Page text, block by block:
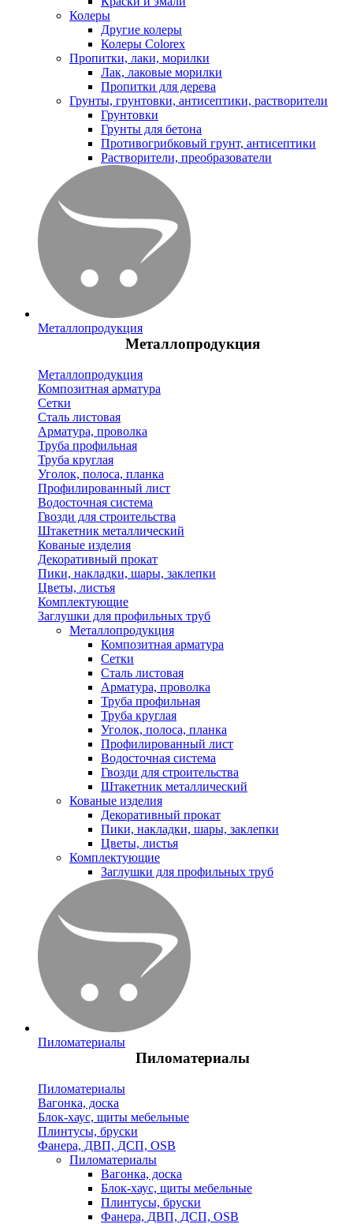
Колеры
Другие колеры
Колеры Colorex
Пропитки, лаки, морилки
Лак, лаковые морилки
Пропитки для дерева
Грунты, грунтовки, антисептики, растворители
Грунтовки
Грунты для бетона
Противогрибковый грунт, антисептики
Растворители, преобразователи
Металлопродукция
Металлопродукция
Металлопродукция
Композитная арматура
Сетки
Сталь листовая
Арматура, проволка
Труба профильная
Труба круглая
Уголок, полоса, планка
Профилированный лист
Водосточная система
Гвозди для строительства
Штакетник металлический
Кованые изделия
Декоративный прокат
Пики, накладки, шары, заклепки
Цветы, листья
Комплектующие
Заглушки для профильных труб
Металлопродукция
Композитная арматура
Сетки
Сталь листовая
Арматура, проволка
Труба профильная
Труба круглая
Уголок, полоса, планка
Профилированный лист
Водосточная система
Гвозди для строительства
Штакетник металлический
Кованые изделия
Декоративный прокат
Пики, накладки, шары, заклепки
Цветы, листья
Комплектующие
Заглушки для профильных труб
Пиломатериалы
Пиломатериалы
Пиломатериалы
Вагонка, доска
Блок-хаус, щиты мебельные
Плинтусы, бруски
Фанера, ДВП, ДСП, OSB
Пиломатериалы
Вагонка, доска
Блок-хаус, щиты мебельные
Плинтусы, бруски
Фанера, ДВП, ДСП, OSB